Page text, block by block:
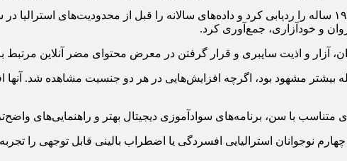
و خودآزاری، جمع‌آوری کرد.
آزار و اذیت سایبری و قرار گرفتن در معرض محتوای مضر آنلاین مرتبط
گفتند که این تأثیر در میان دختران ۱۲ تا ۱۳ ساله بیشتر مشهود بود، اگرچه افزایش‌هایی در هر
متناسب با سن، برنامه‌های سوادآموزی دیجیتال بهتر و راهنمایی‌های
نوجوانان استرالیایی افسردگی یا اضطراب بالینی قابل توجهی را